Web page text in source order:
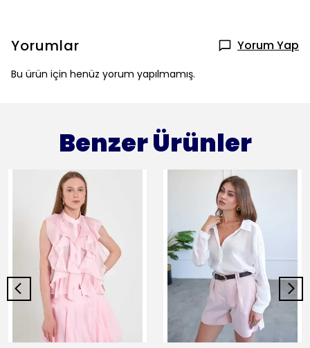
Yorumlar Yorum Yap
Bu ürün için henüz yorum yapılmamış.
Benzer Ürünler